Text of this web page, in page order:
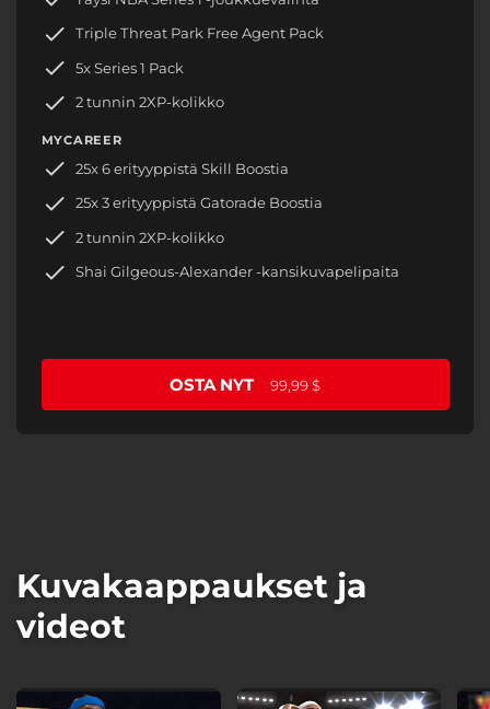
Triple Threat Park Free Agent Pack
5x Series 1 Pack
2 tunnin 2XP-kolikko
MYCAREER
25x 6 erityyppistä Skill Boostia
25x 3 erityyppistä Gatorade Boostia
2 tunnin 2XP-kolikko
Shai Gilgeous-Alexander -kansikuvapelipaita
OSTA NYT 99,99 $
Kuvakaappaukset ja
videot